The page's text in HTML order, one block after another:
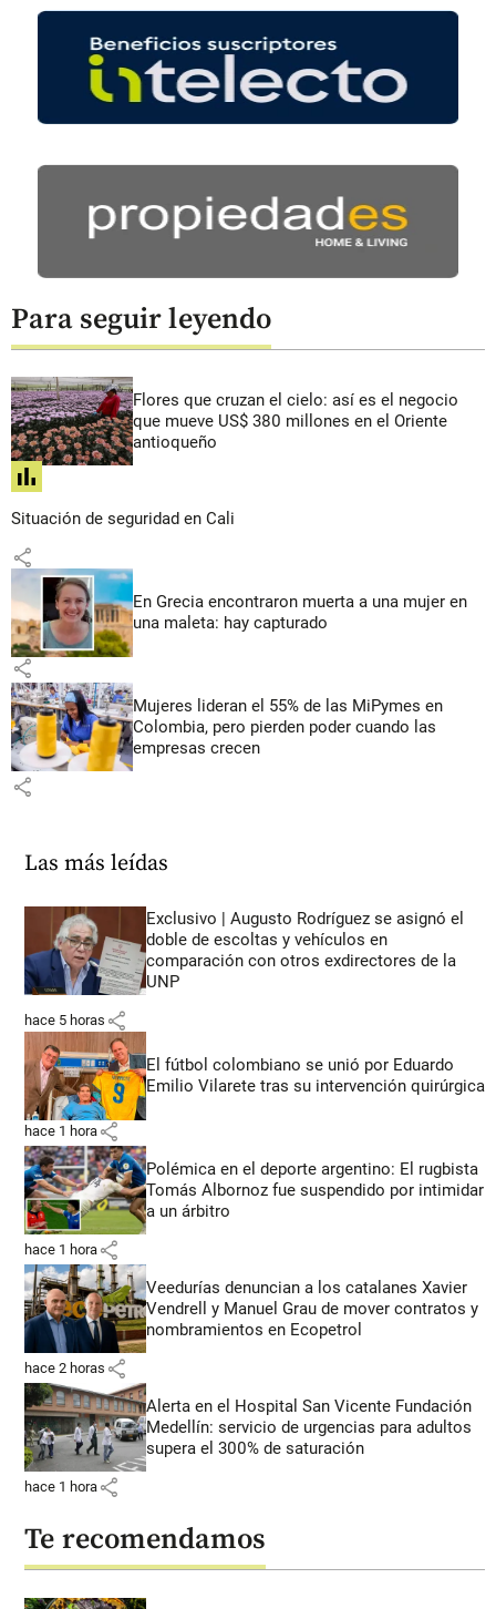
Para seguir leyendo
Flores que cruzan el cielo: así es el negocio
que mueve US$ 380 millones en el Oriente
antioqueño
share
Situación de seguridad en Cali
share
En Grecia encontraron muerta a una mujer en
una maleta: hay capturado
share
Mujeres lideran el 55% de las MiPymes en
Colombia, pero pierden poder cuando las
empresas crecen
share
Las más leídas
Exclusivo | Augusto Rodríguez se asignó el
doble de escoltas y vehículos en
comparación con otros exdirectores de la
UNP
hace 5 horas share
El fútbol colombiano se unió por Eduardo
Emilio Vilarete tras su intervención quirúrgica
hace 1 hora share
Polémica en el deporte argentino: El rugbista
Tomás Albornoz fue suspendido por intimidar
a un árbitro
hace 1 hora share
Veedurías denuncian a los catalanes Xavier
Vendrell y Manuel Grau de mover contratos y
nombramientos en Ecopetrol
hace 2 horas share
Alerta en el Hospital San Vicente Fundación
Medellín: servicio de urgencias para adultos
supera el 300% de saturación
hace 1 hora share
Te recomendamos